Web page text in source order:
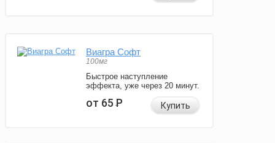
Виагра Софт
100мг
Быстрое наступление
эффекта, уже через 20 минут.
от 65Р Купить